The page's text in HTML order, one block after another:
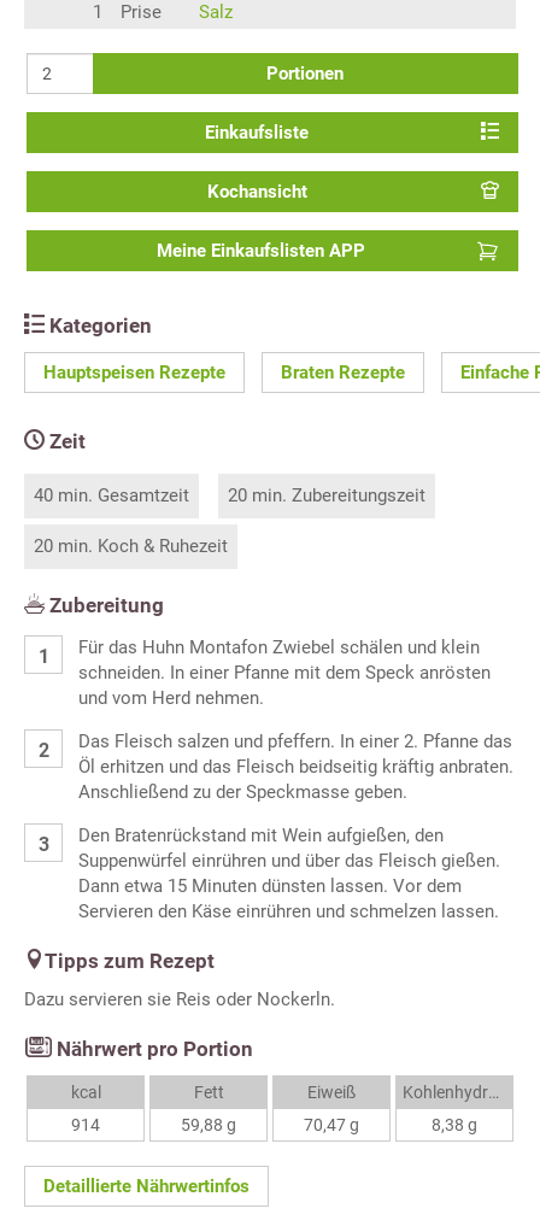
1
Prise Salz
Portionen
Einkaufsliste
Kochansicht
Meine Einkaufslisten APP
Kategorien
Hauptspeisen Rezepte Braten Rezepte Einfache
Zeit
40 min. Gesamtzeit 20 min. Zubereitungszeit
20 min. Koch & Ruhezeit
Zubereitung
Für das Huhn Montafon Zwiebel schälen und klein
schneiden. In einer Pfanne mit dem Speck anrösten
und vom Herd nehmen.
Das Fleisch salzen und pfeffern. In einer 2. Pfanne das
Öl erhitzen und das Fleisch beidseitig kräftig anbraten.
Anschließend zu der Speckmasse geben.
Den Bratenrückstand mit Wein aufgießen, den
Suppenwürfel einrühren und über das Fleisch gießen.
Dann etwa 15 Minuten dünsten lassen. Vor dem
Servieren den Käse einrühren und schmelzen lassen.
Tipps zum Rezept
Dazu servieren sie Reis oder Nockerln.
Nährwert pro Portion
kcal
914
Fett
59,88 g
Eiweiß
70,47 g
Kohlenhydrate
8,38 g
Detaillierte Nährwertinfos